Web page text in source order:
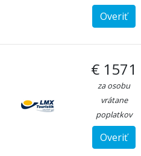
Overiť
€ 1571
za osobu
vrátane
poplatkov
Overiť